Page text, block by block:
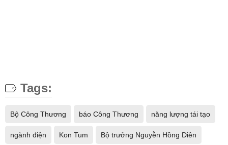
Tags:
Bộ Công Thương báo Công Thương năng lượng tái tạo
ngành điện Kon Tum Bộ trưởng Nguyễn Hồng Diên